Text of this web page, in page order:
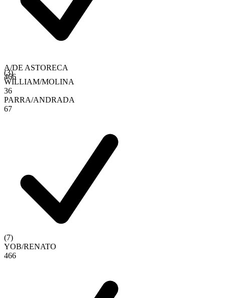
A/DE ASTORECA
466
(3)
WILLIAM/MOLINA
36
PARRA/ANDRADA
67
(7)
YOB/RENATO
466